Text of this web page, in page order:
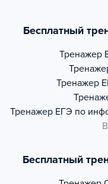
Бесплатный
Тренажер
Тренажер
Тренажер ЕГЭ по
Бесплатный